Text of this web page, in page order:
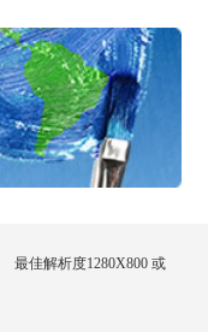
最佳解析度1280X800 或